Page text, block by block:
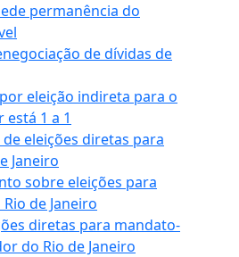
permanência do
de dívidas de
eleição indireta para o
está 1 a 1
eleições diretas para
Janeiro
sobre eleições para
de Janeiro
diretas para mandato-
do Rio de Janeiro